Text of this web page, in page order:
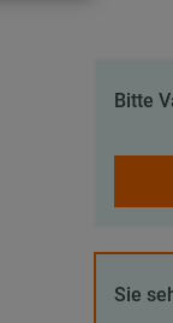
Bitte
Sie